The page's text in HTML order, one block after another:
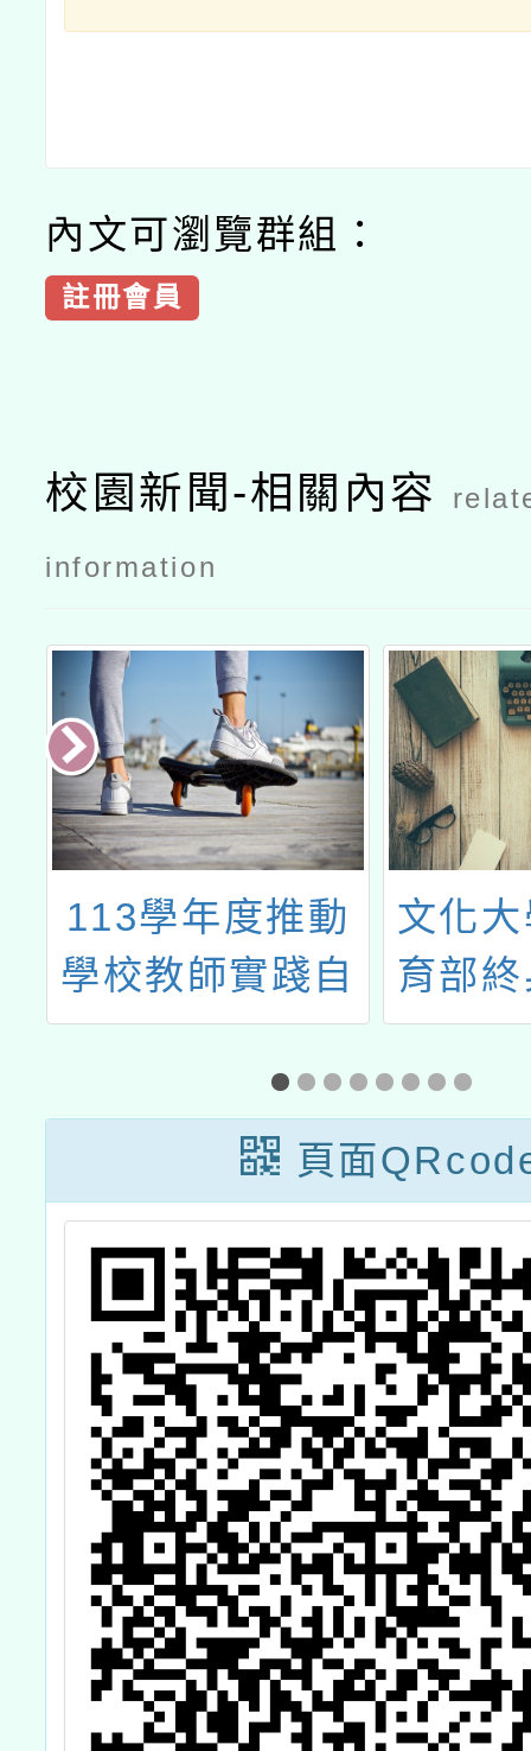
內文可瀏覽群組：
註冊會員
校園新聞-相關內容
information
113學年度推動
學校教師實踐自
主活化教學計畫-
桃園EECC數學
社群假日共備
「主題~從
EECC的視野看
「關係(R)」(含
EECC第一代教
學撲克牌簡介)」
文化
育部
心辦
&全民
能力
輔導
訊息
頁面